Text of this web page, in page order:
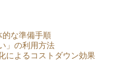
的な準備手順
」の利用方法
によるコストダウン効果